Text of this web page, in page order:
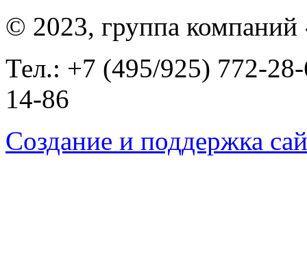
© 2023, группа
Тел.: +7 (495/925) 772-
14-86
Создание и поддержка